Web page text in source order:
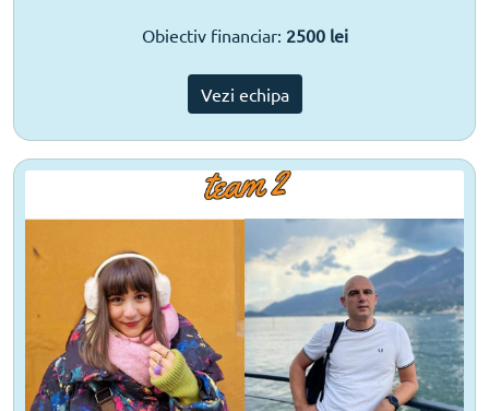
Obiectiv financiar: 2500 lei
Vezi echipa